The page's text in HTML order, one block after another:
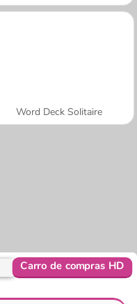
Word Deck Solitaire
Carro de compras HD